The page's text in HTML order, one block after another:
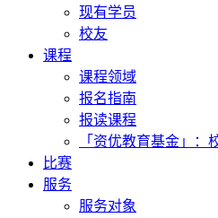
现有学员
校友
课程
课程领域
报名指南
报读课程
「资优教育基金」：
比赛
服务
服务对象